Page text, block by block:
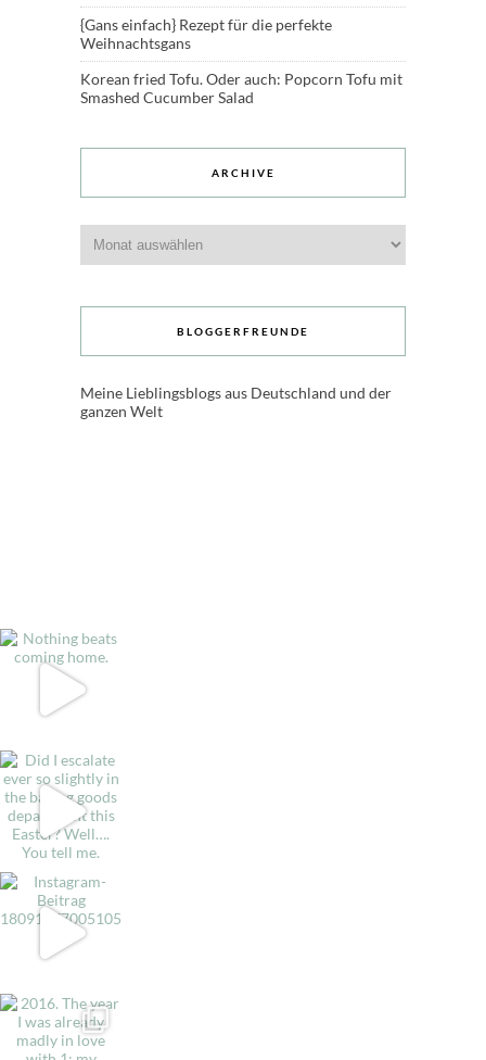
{Gans einfach} Rezept für die perfekte
Weihnachtsgans
Korean fried Tofu. Oder auch: Popcorn Tofu mit
Smashed Cucumber Salad
ARCHIVE
BLOGGERFREUNDE
Meine Lieblingsblogs aus Deutschland und der
ganzen Welt